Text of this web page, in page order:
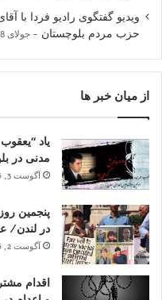
ویدیو گفتگوی رادیو فردا با
حزب مردم بلوچستان
جولای 28, 2026
از میان خبر ها
یاد
مدنی در
آگوست 3, 2026
پنجمین
در لندن/
آگوست 2, 2026
اقدام